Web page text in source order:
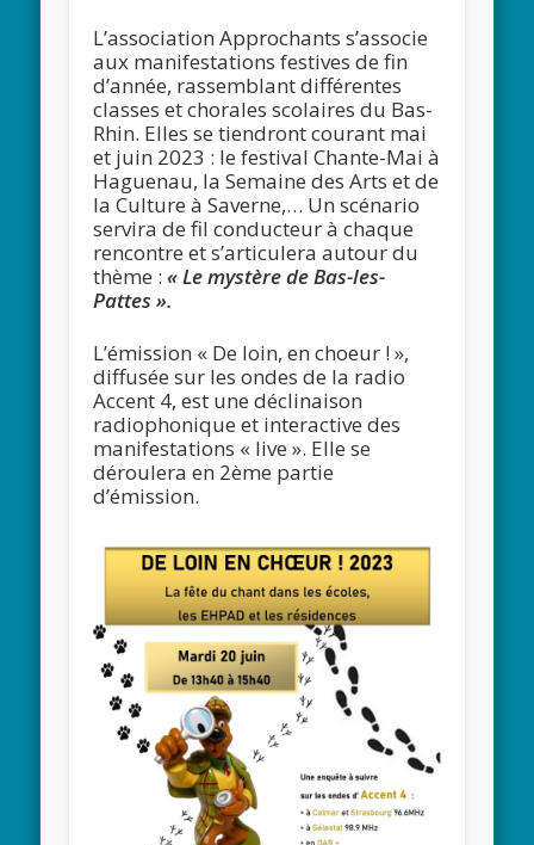
L’association Approchants s’associe
aux manifestations festives de fin
d’année, rassemblant différentes
classes et chorales scolaires du Bas-
Rhin. Elles se tiendront courant mai
et juin 2023 : le festival Chante-Mai à
Haguenau, la Semaine des Arts et de
la Culture à Saverne,… Un scénario
servira de fil conducteur à chaque
rencontre et s’articulera autour du
thème :« Le mystère de Bas-les-
Pattes ».
L’émission « De loin, en choeur ! »,
diffusée sur les ondes de la radio
Accent 4, est une déclinaison
radiophonique et interactive des
manifestations « live ». Elle se
déroulera en 2ème partie
d’émission.